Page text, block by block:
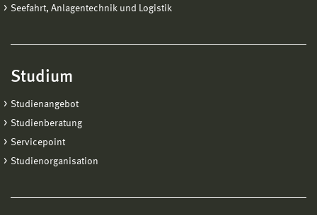
Seefahrt, Anlagentechnik und Logistik
Studium
Studienangebot
Studienberatung
Servicepoint
Studienorganisation